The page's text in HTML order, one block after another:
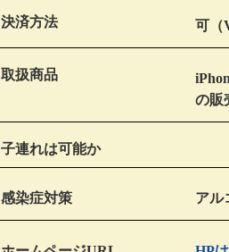
決済方法 可（
取扱商品
の販
子連れは可能か
感染症対策 アル